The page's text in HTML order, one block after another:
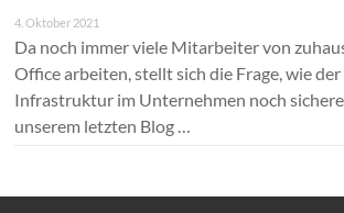
4. Oktober 2021
Da noch immer viele Mitarbeiter von
Office arbeiten, stellt sich die Frage, wie
Infrastruktur im Unternehmen noch
unserem letzten Blog …